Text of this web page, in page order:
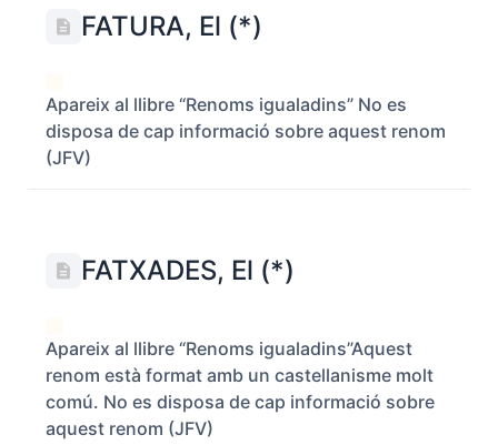
FATURA, El (*)
Apareix al llibre “Renoms igualadins” No es
disposa de cap informació sobre aquest renom
(JFV)
FATXADES, El (*)
Apareix al llibre “Renoms igualadins”Aquest
renom està format amb un castellanisme molt
comú. No es disposa de cap informació sobre
aquest renom (JFV)